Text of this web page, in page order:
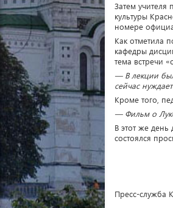
Затем учителя
культуры
номере
Как отметила
кафедры
тема встречи
— В лекции
сейчас
Кроме того,
— Фильм о
В этот же
состоялся
Пресс-служба